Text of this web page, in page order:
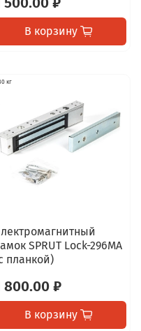
В корзину
кг
SPRUT Lock-296MA
планкой)
800.00 ₽
В корзину